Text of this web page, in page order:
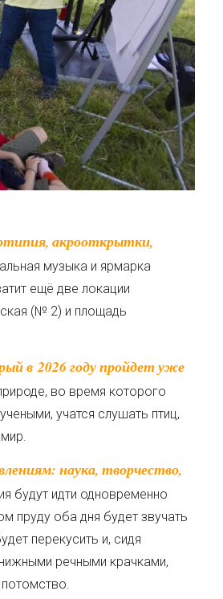
музыка и ярмарка
ещё две локации
(№ 2) и площадь
во время которого
учатся слушать птиц,
будут идти одновременно
пруду оба дня будет звучать
перекусить и, сидя
речными крачками,